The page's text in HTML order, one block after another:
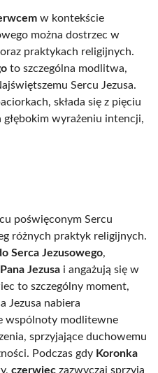
w kontekście
można dostrzec w
praktykach religijnych.
to szczególna modlitwa,
Sercu Jezusa.
składa się z pięciu
wyrażeniu intencji,
poświęconym Sercu
różnych praktyk religijnych.
Serca Jezusowego,
Jezusa i angażują się w
to szczególny moment,
Jezusa nabiera
wspólnoty modlitewne
sprzyjające duchowemu
Podczas gdy Koronka
czerwiec zazwyczaj sprzyja